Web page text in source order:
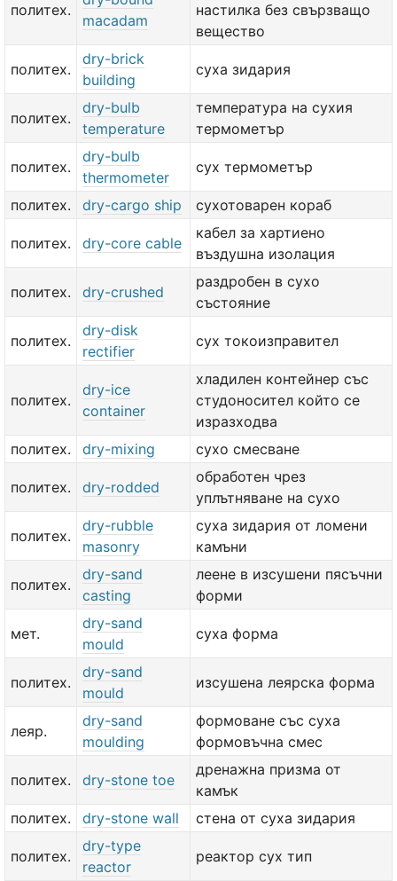
политех.
macadam
настилка без свързващо
вещество
политех.
dry-brick
building
суха зидария
политех.
dry-bulb
temperature
температура на сухия
термометър
политех.
dry-bulb
thermometer
сух термометър
политех. dry-cargo ship сухотоварен кораб
политех. dry-core cable
кабел за хартиено
въздушна изолация
политех. dry-crushed
раздробен в сухо
състояние
политех.
dry-disk
rectifier
сух токоизправител
политех.
dry-ice
container
хладилен контейнер със
студоносител който се
изразходва
политех.
dry-mixing сухо смесване
политех. dry-rodded
обработен чрез
уплътняване на сухо
политех.
dry-rubble
masonry
суха зидария от ломени
камъни
политех.
dry-sand
casting
леене в изсушени пясъчни
форми
мет.
dry-sand
mould
суха форма
политех.
dry-sand
mould
изсушена леярска форма
леяр.
dry-sand
moulding
формоване със суха
формовъчна смес
политех. dry-stone toe
дренажна призма от
камък
политех.
dry-stone wall стена от суха зидария
политех.
dry-type
reactor
реактор сух тип